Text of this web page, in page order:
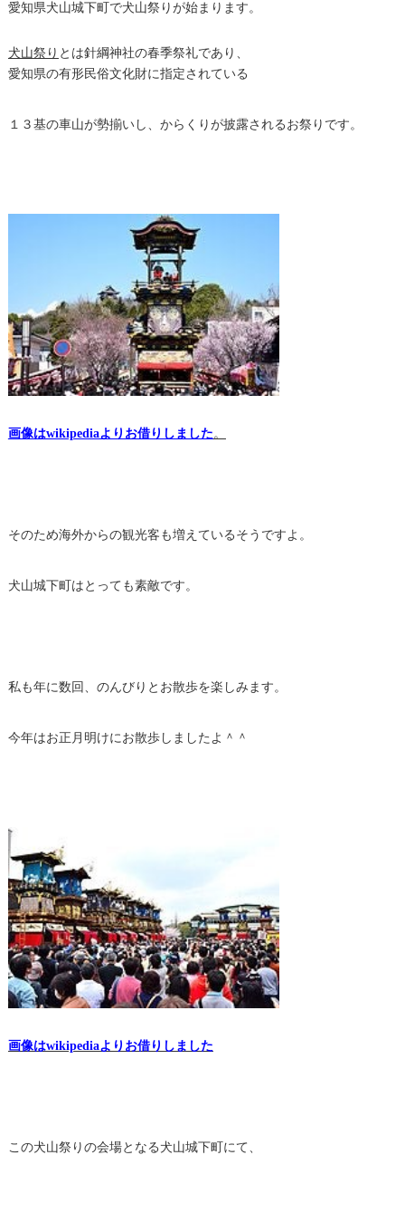
愛知県犬山城下町で犬山祭りが始まります。
犬山祭り とは針綱神社の春季祭礼であり、
愛知県の有形民俗文化財に指定されている
１３基の車山が勢揃いし、からくりが披露されるお祭りです。
画像はwikipediaよりお借りしました 。
そのため海外からの観光客も増えているそうですよ。
犬山城下町はとっても素敵です。
私も年に数回、のんびりとお散歩を楽しみます。
今年はお正月明けにお散歩しましたよ＾＾
画像はwikipediaよりお借りしました
この犬山祭りの会場となる犬山城下町にて、